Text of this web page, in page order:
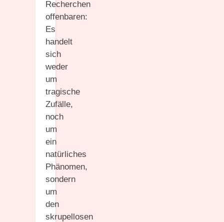
Recherchen
offenbaren:
Es
handelt
sich
weder
um
tragische
Zufälle,
noch
um
ein
natürliches
Phänomen,
sondern
um
den
skrupellosen